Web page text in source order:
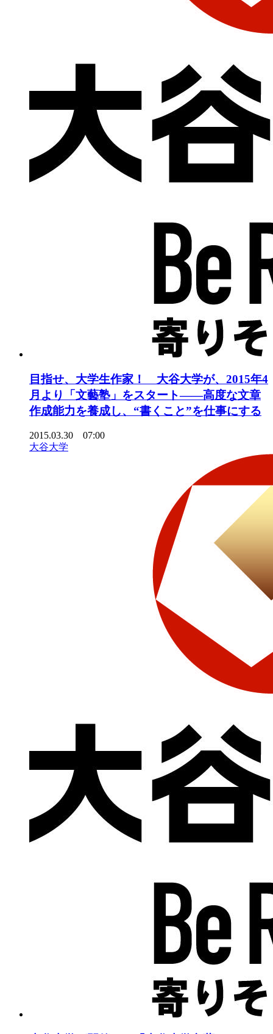
目指せ、大学生作家！ 大谷大学が、2015年4
月より「文藝塾」をスタート――高度な文章
作成能力を養成し、“書くこと”を仕事にする
2015.03.30 07:00
大谷大学